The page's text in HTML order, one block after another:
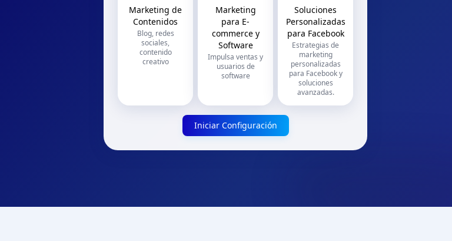
Marketing de
Contenidos
Blog, redes
sociales,
contenido
creativo
Marketing
para E-
commerce y
Software
Impulsa ventas y
usuarios de
software
Soluciones
Personalizadas
para Facebook
Estrategias de
marketing
personalizadas
para Facebook y
soluciones
avanzadas.
Iniciar Configuración